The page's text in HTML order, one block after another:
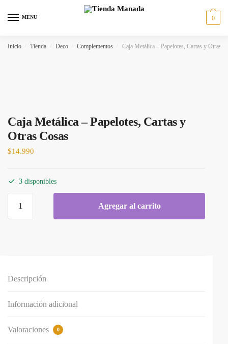
MENU 0
Inicio Tienda Deco Complementos Caja Metálica – Papelotes, Cartas y Otras
Caja Metálica – Papelotes, Cartas y
Otras Cosas
$14.990
3 disponibles
Agregar al carrito
Descripción
Información adicional
Valoraciones 0